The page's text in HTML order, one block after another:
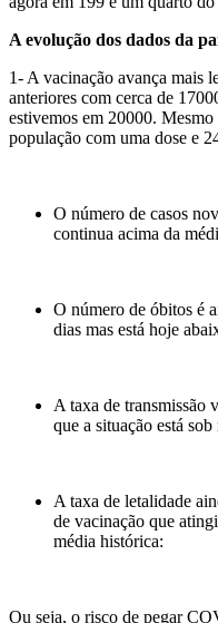
A evolução dos dados da
1- A vacinação avança mais
anteriores com cerca de
estivemos em 20000.
população com uma dose e
O número de casos
continua acima da
O número de óbitos é
dias mas está hoje
A taxa de transmissão
que a situação está
A taxa de letalidade
de vacinação que
média histórica:
Ou seja, o risco de pegar